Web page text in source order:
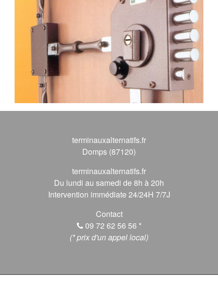
terminauxalternatifs.fr
Domps (87120)
terminauxalternatifs.fr
Du lundi au samedi de 8h à 20h
Intervention immédiate 24/24H 7/7J
Contact
09 72 62 56 56 *
(* prix d'un appel local)